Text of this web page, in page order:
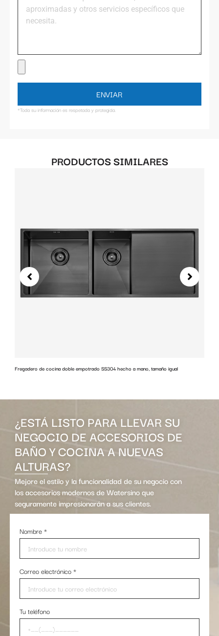
ENVIAR
*Toda su información es respetada y protegida.
PRODUCTOS SIMILARES
Fregadero de cocina doble empotrado SS304 hecho a mano, tamaño igual
¿ESTÁ LISTO PARA LLEVAR SU
NEGOCIO DE ACCESORIOS DE
BAÑO Y COCINA A NUEVAS
ALTURAS?
Mejore el estilo y la funcionalidad de su negocio con
los accesorios modernos de Watersino que
seguramente impresionarán a sus clientes.
Nombre*
Correo electrónico*
Tu teléfono